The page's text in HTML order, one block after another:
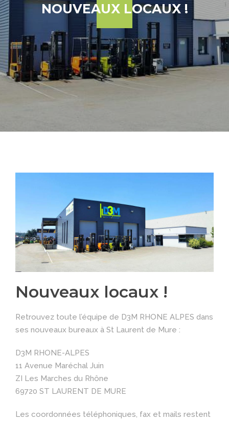
NOUVEAUX LOCAUX !
Nouveaux locaux !
Retrouvez toute l’équipe de D3M RHONE ALPES dans
ses nouveaux bureaux à St Laurent de Mure :
D3M RHONE-ALPES
11 Avenue Maréchal Juin
ZI Les Marches du Rhône
69720 ST LAURENT DE MURE
Les coordonnées téléphoniques, fax et mails restent